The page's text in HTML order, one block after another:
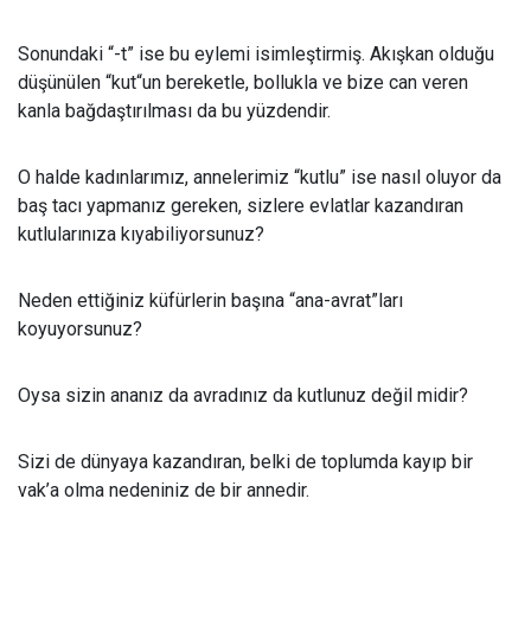
Sonundaki “-t” ise bu eylemi isimleştirmiş. Akışkan olduğu
düşünülen “kut“un bereketle, bollukla ve bize can veren
kanla bağdaştırılması da bu yüzdendir.
O halde kadınlarımız, annelerimiz “kutlu” ise nasıl oluyor da
baş tacı yapmanız gereken, sizlere evlatlar kazandıran
kutlularınıza kıyabiliyorsunuz?
Neden ettiğiniz küfürlerin başına “ana-avrat”ları
koyuyorsunuz?
Oysa sizin ananız da avradınız da kutlunuz değil midir?
Sizi de dünyaya kazandıran, belki de toplumda kayıp bir
vak’a olma nedeniniz de bir annedir.